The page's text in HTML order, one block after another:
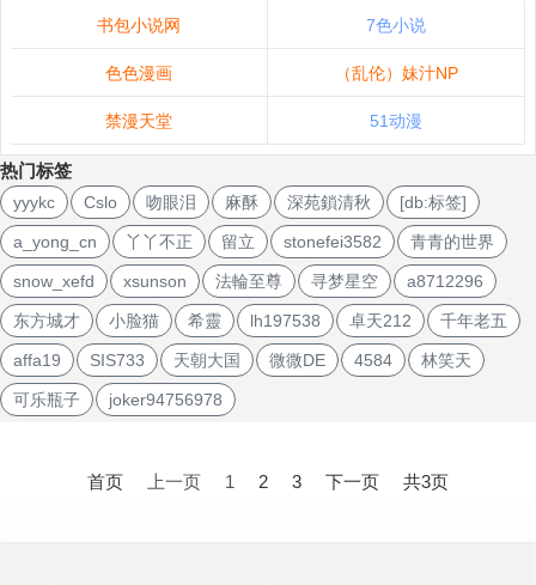
书包小说网 7色小说
色色漫画 （乱伦）妹汁NP
禁漫天堂 51动漫
热门标签
yyykc Cslo 吻眼泪 麻酥 深苑鎖清秋 [db:标签]
a_yong_cn 丫丫不正 留立 stonefei3582 青青的世界
snow_xefd xsunson 法輪至尊 寻梦星空 a8712296
东方城才 小脸猫 希靈 lh197538 卓天212 千年老五
affa19 SIS733 天朝大国 微微DE 4584 林笑天
可乐瓶子 joker94756978
首页 上一页 1 2 3 下一页 共3页